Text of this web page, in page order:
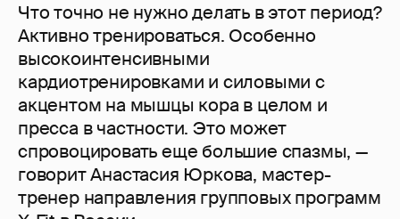
Что точно не нужно делать в этот период?
Активно тренироваться. Особенно
высокоинтенсивными
кардиотренировками и силовыми с
акцентом на мышцы кора в целом и
пресса в частности. Это может
спровоцировать еще большие спазмы, —
говорит Анастасия Юркова, мастер-
тренер направления групповых программ